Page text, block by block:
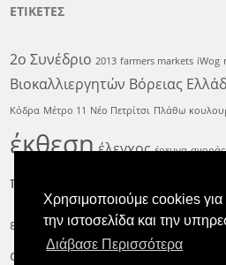
ΕΤΙΚΕΤΕΣ
2ο Συνέδριο 2013 farmers markets iWog
Βιοκαλλιεργητών Βόρειας
Κόδρα Μέτρο 11 Νέο Πετρίτσι Πλάθω
έκθεσηέλεγχος έρευνα αγοράς
παραγωγών
ευχέςθεσσαλονίκη
αγορά
Χρησιμοποιούμε cookies για
την ιστοσελίδα και την
Διάβασε Περισσότερα